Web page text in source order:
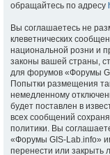
обращайтесь по адресу
Вы соглашаетесь не
клеветнических
национальной розни и
законы вашей страны,
для форумов «Форумы
Попытки размещения
немедленному
будет поставлен в
всех сообщений
политики. Вы
«Форумы GIS-Lab.info»
перенести или закрыть